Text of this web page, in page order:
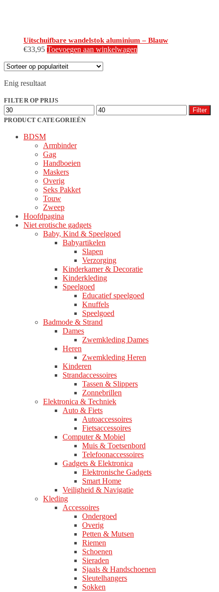
Uitschuifbare wandelstok aluminium – Blauw
€33,95 Toevoegen aan winkelwagen
Enig resultaat
FILTER OP PRIJS
Min.
prijs
Max.
prijs
Filter
PRODUCT CATEGORIEËN
BDSM
Armbinder
Gag
Handboeien
Maskers
Overig
Seks Pakket
Touw
Zweep
Hoofdpagina
Niet erotische gadgets
Baby, Kind & Speelgoed
Babyartikelen
Slapen
Verzorging
Kinderkamer & Decoratie
Kinderkleding
Speelgoed
Educatief speelgoed
Knuffels
Speelgoed
Badmode & Strand
Dames
Zwemkleding Dames
Heren
Zwemkleding Heren
Kinderen
Strandaccessoires
Tassen & Slippers
Zonnebrillen
Elektronica & Techniek
Auto & Fiets
Autoaccessoires
Fietsaccessoires
Computer & Mobiel
Muis & Toetsenbord
Telefoonaccessoires
Gadgets & Elektronica
Elektronische Gadgets
Smart Home
Veiligheid & Navigatie
Kleding
Accessoires
Ondergoed
Overig
Petten & Mutsen
Riemen
Schoenen
Sieraden
Sjaals & Handschoenen
Sleutelhangers
Sokken